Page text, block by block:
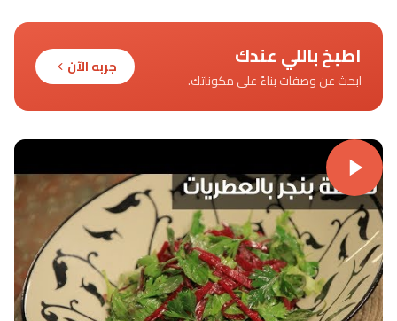
اطبخ باللي عندك
ابحث عن وصفات بناءً على مكوناتك.
جربه الآن